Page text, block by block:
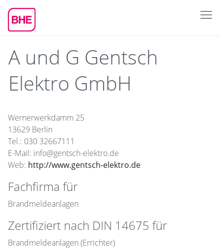
A und G Gentsch
Elektro GmbH
Wernerwerkdamm 25
13629 Berlin
Tel.: 030 32667111
E-Mail: info@gentsch-elektro.de
Web: http://www.gentsch-elektro.de
Fachfirma für
Brandmeldeanlagen
Zertifiziert nach DIN 14675 für
Brandmeldeanlagen (Errichter)